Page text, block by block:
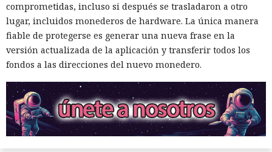
comprometidas, incluso si después se trasladaron a otro
lugar, incluidos monederos de hardware. La única manera
fiable de protegerse es generar una nueva frase en la
versión actualizada de la aplicación y transferir todos los
fondos a las direcciones del nuevo monedero.
Una prueba de inteligencia
artificial se convirtió en un
ciberataque real: un agente
creó identidades falsas y
arremetió contra GitHub